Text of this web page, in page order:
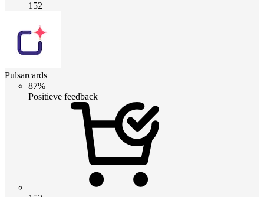
152
Pulsarcards
87%
Positieve feedback